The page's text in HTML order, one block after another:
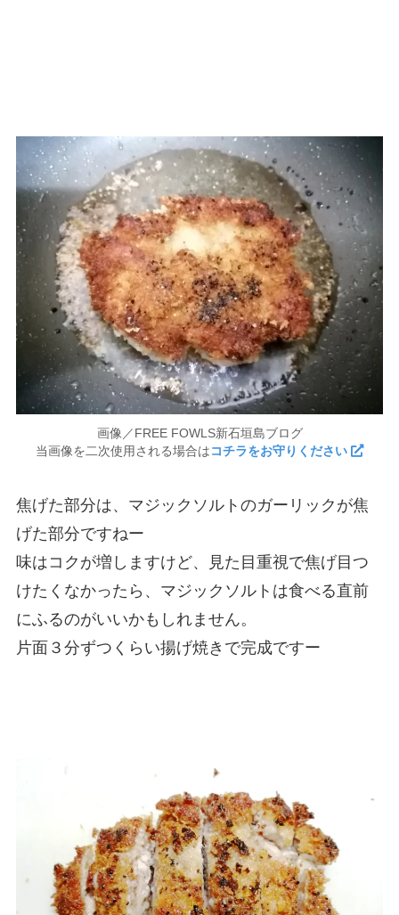
画像／FREE FOWLS新石垣島ブログ
当画像を二次使用される場合はコチラをお守りください
焦げた部分は、マジックソルトのガーリックが焦
げた部分ですねー
味はコクが増しますけど、見た目重視で焦げ目つ
けたくなかったら、マジックソルトは食べる直前
にふるのがいいかもしれません。
片面３分ずつくらい揚げ焼きで完成ですー